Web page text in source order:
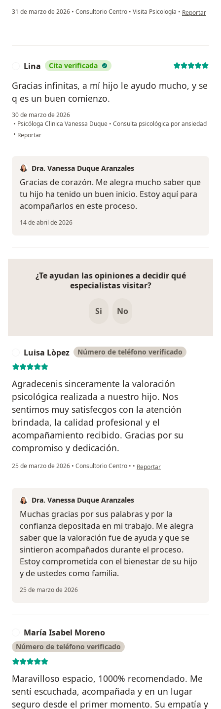
31 de marzo de 2026 • Consultorio Centro • Visita Psicología • en opinión
Reportar
Lina Cita verificada
Gracias infinitas, a mí hijo le ayudo mucho, y se
q es un buen comienzo.
30 de marzo de 2026
• Psicóloga Clinica Vanessa Duque • Consulta psicológica por ansiedad
• en opinión del usuario Lina
Reportar
Dra. Vanessa Duque Aranzales
Gracias de corazón. Me alegra mucho saber que
tu hijo ha tenido un buen inicio. Estoy aquí para
acompañarlos en este proceso.
14 de abril de 2026
¿Te ayudan las opiniones a decidir qué
especialistas visitar?
Si No
Luisa Lòpez Número de teléfono verificado
Agradecenis sinceramente la valoración
psicológica realizada a nuestro hijo. Nos
sentimos muy satisfecgos con la atención
brindada, la calidad profesional y el
acompañamiento recibido. Gracias por su
compromiso y dedicación.
25 de marzo de 2026 • Consultorio Centro • • en opinión del usuario Luisa
Reportar
Dra. Vanessa Duque Aranzales
Muchas gracias por sus palabras y por la
confianza depositada en mi trabajo. Me alegra
saber que la valoración fue de ayuda y que se
sintieron acompañados durante el proceso.
Estoy comprometida con el bienestar de su hijo
y de ustedes como familia.
25 de marzo de 2026
María Isabel Moreno
Número de teléfono verificado
Maravilloso espacio, 1000% recomendado. Me
sentí escuchada, acompañada y en un lugar
seguro desde el primer momento. Su empatía y